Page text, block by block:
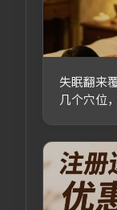
失眠翻来
几个穴位